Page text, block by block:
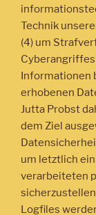
Technik
(4) um
Informationen
erhobenen
Jutta Probst
dem Ziel
um letztlich
verarbeiteten
Logfiles